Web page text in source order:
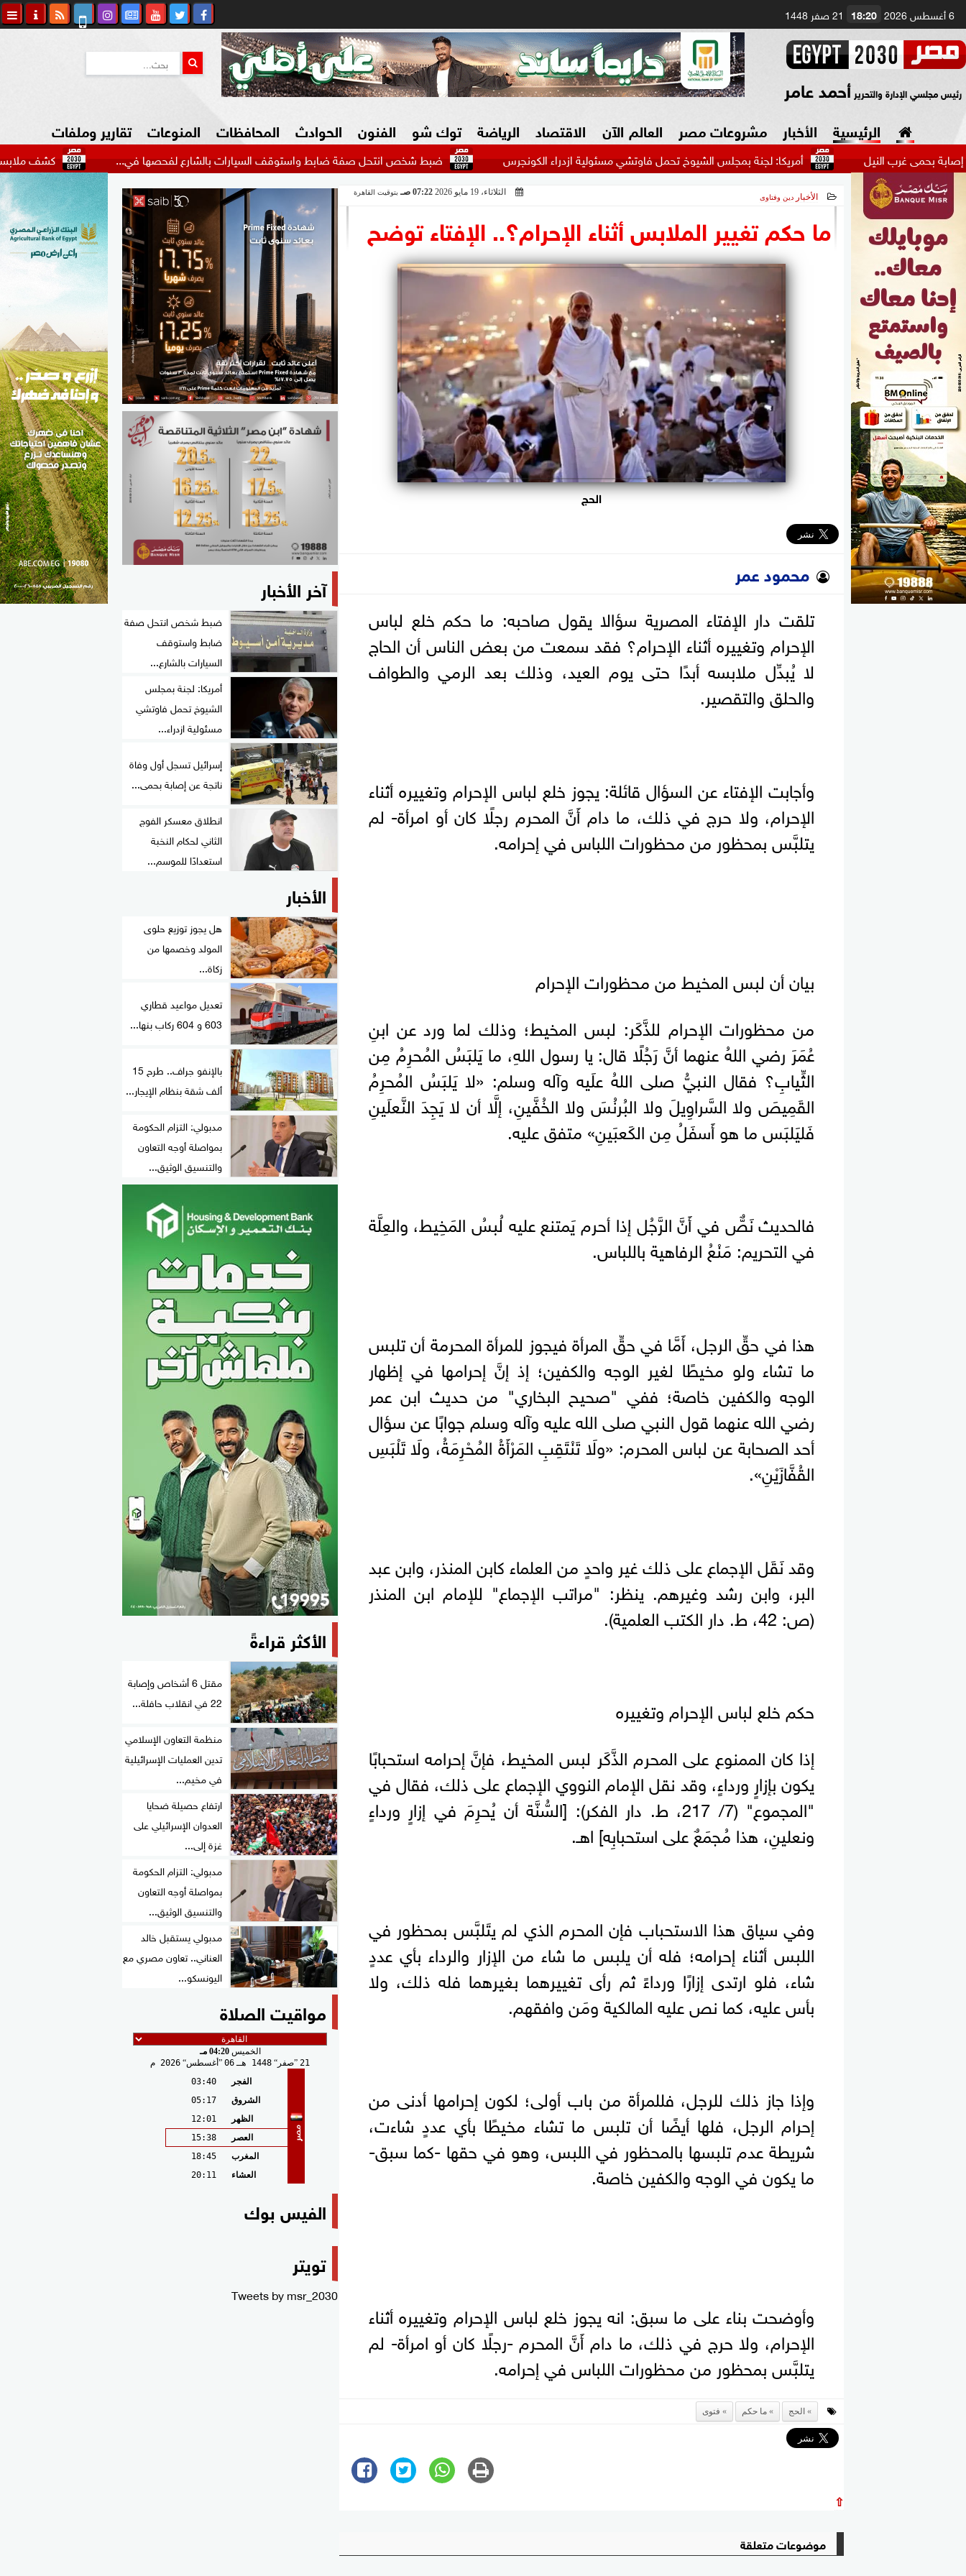
6 أغسطس 2026 18:20 21 صفر 1448
رئيس مجلسي الإدارة والتحرير أحمد عامر
الرئيسية الأخبار
دين وفتاوى
مشروعات مصر العالم الآن الاقتصاد
الزراعة فى مصر
سوق العقارات
المسؤولية المجتمعية
الرياضة
بطولات عربية
بطولات أوروبية
بطولات عالمية
توك شو الفنون الحوادث
شكاوي المواطن
المحافظات المنوعات
السياحة في مصر
التكنولوجيا
المرأة والأسرة
السيارات
الطب والصحة
مواهب مصر
تقارير وملفات
كشف ملابسات فيديو ضبط شخص انتحل صفة ضابط واستوقف السيارات بالشارع لفحصها في... أمريكا: لجنة بمجلس الشيوخ تحمل فاوتشي مسئولية ازدراء الكونجرس النيل
الأخبار دين وفتاوى
الثلاثاء، 19 مايو 2026 07:22 صـ بتوقيت القاهرة
ما حكم تغيير الملابس أثناء الإحرام؟.. الإفتاء توضح
الحج
محمود عمر
تلقت دار الإفتاء المصرية سؤالا يقول صاحبه: ما حكم خلع لباس
الإحرام وتغييره أثناء الإحرام؟ فقد سمعت من بعض الناس أن الحاج
لا يُبدِّل ملابسه أبدًا حتى يوم العيد، وذلك بعد الرمي والطواف
والحلق والتقصير.
وأجابت الإفتاء عن السؤال قائلة: يجوز خلع لباس الإحرام وتغييره أثناء
الإحرام، ولا حرج في ذلك، ما دام أَنَّ المحرم رجلًا كان أو امرأة- لم
يتلبَّس بمحظور من محظورات اللباس في إحرامه.
بيان أن لبس المخيط من محظورات الإحرام
من محظورات الإحرام للذَّكَر: لبس المخيط؛ وذلك لما ورد عن ابنِ
عُمَرَ رضي اللهُ عنهما أنَّ رَجُلًا قال: يا رسول اللهِ، ما يَلبَسُ المُحرِمُ مِن
الثِّيابِ؟ فقال النبيُّ صلى اللهُ علَيه وآله وسلم: «لا يَلبَسُ المُحرِمُ
القَمِيصَ ولا السَّراوِيلَ ولا البُرنُسَ ولا الخُفَّينِ، إلَّا أن لا يَجِدَ النَّعلَينِ
فَليَلبَس ما هو أَسفَلُ مِن الكَعبَينِ» متفق عليه.
فالحديث نَصٌّ في أَنَّ الرَّجُل إذا أحرم يَمتنع عليه لُبسُ المَخِيط، والعِلَّة
في التحريم: مَنْعُ الرفاهية باللباس.
هذا في حقِّ الرجل، أَمَّا في حقِّ المرأة فيجوز للمرأة المحرمة أن تلبس
ما تشاء ولو مخيطًا لغير الوجه والكفين؛ إذ إنَّ إحرامها في إظهار
الوجه والكفين خاصة؛ ففي "صحيح البخاري" من حديث ابن عمر
رضي الله عنهما قول النبي صلى الله عليه وآله وسلم جوابًا عن سؤال
أحد الصحابة عن لباس المحرم: «ولَا تَنْتَقِبِ المَرْأَةُ المُحْرِمَةُ، ولَا تَلْبَسِ
القُفَّازَيْنِ».
وقد نَقَل الإجماع على ذلك غير واحدٍ من العلماء كابن المنذر، وابن عبد
البر، وابن رشد وغيرهم. ينظر: "مراتب الإجماع" للإمام ابن المنذر
(ص: 42، ط. دار الكتب العلمية).
حكم خلع لباس الإحرام وتغييره
إذا كان الممنوع على المحرم الذَّكَر لبس المخيط، فإنَّ إحرامه استحبابًا
يكون بإزارٍ ورداءٍ، وقد نقل الإمام النووي الإجماع على ذلك، فقال في
"المجموع" (7/ 217، ط. دار الفكر): [السُّنَّة أن يُحرِمَ في إزارٍ ورداءٍ
ونعلينِ، هذا مُجمَعٌ على استحبابِه] اهـ.
وفي سياق هذا الاستحباب فإن المحرم الذي لم يتَلبَّس بمحظور في
اللبس أثناء إحرامه؛ فله أن يلبس ما شاء من الإزار والرداء بأي عددٍ
شاء، فلو ارتدى إزارًا ورداءً ثم رأى تغييرهما بغيرهما فله ذلك، ولا
بأس عليه، كما نص عليه المالكية ومَن وافقهم.
وإذا جاز ذلك للرجل، فللمرأة من باب أولى؛ لكون إحرامها أدنى من
إحرام الرجل، فلها أيضًا أن تلبس ما تشاء مخيطًا بأي عددٍ شاءت،
شريطة عدم تلبسها بالمحظور في اللبس، وهو في حقها -كما سبق-
ما يكون في الوجه والكفين خاصة.
وأوضحت بناء على ما سبق: انه يجوز خلع لباس الإحرام وتغييره أثناء
الإحرام، ولا حرج في ذلك، ما دام أَنَّ المحرم -رجلًا كان أو امرأة- لم
يتلبَّس بمحظور من محظورات اللباس في إحرامه.
الحج ما حكم فتوى
⇧
موضوعات متعلقة
آخر الأخبار
ضبط شخص انتحل صفة
ضابط واستوقف
السيارات بالشارع...
أمريكا: لجنة بمجلس
الشيوخ تحمل فاوتشي
مسئولية ازدراء...
إسرائيل تسجل أول وفاة
ناتجة عن إصابة بحمى...
انطلاق معسكر الفوج
الثاني لحكام النخبة
استعدادًا للموسم...
الأخبار
هل يجوز توزيع حلوى
المولد وخصمها من
زكاة...
تعديل مواعيد قطاري
603 و 604 ركاب بنها...
بالإنفو جراف.. طرح 15
ألف شقة بنظام الإيجار...
مدبولي: التزام الحكومة
بمواصلة أوجه التعاون
والتنسيق الوثيق...
الأكثر قراءةً
مقتل 6 أشخاص وإصابة
22 في انقلاب حافلة...
منظمة التعاون الإسلامي
تدين العمليات الإسرائيلية
في مخيم...
ارتفاع حصيلة ضحايا
العدوان الإسرائيلي على
غزة إلى...
مدبولي: التزام الحكومة
بمواصلة أوجه التعاون
والتنسيق الوثيق...
مدبولي يستقبل خالد
العناني.. تعاون مصري مع
اليونسكو...
مواقيت الصلاة
الخميس04:20 مـ
21 صفر 1448 هـ 06 أغسطس 2026 م
مصر
الفجر
03:40
الشروق
05:17
الظهر
12:01
العصر
15:38
المغرب
18:45
العشاء
20:11
الفيس بوك
تويتر
Tweets by msr_2030